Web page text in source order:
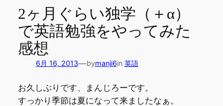
2ヶ月ぐらい独学（＋α）
で英語勉強をやってみた
感想
6月 16, 2013—bymanji6in 英語
お久しぶりです、まんじろーです。
すっかり季節は夏になって来ましたなぁ。